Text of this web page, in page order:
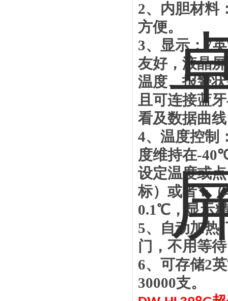
2、内胆材料
方便。
3、显示： 7
友好，液晶
温度、报警
且可连接蓝
看及数据曲
4、温度控制
度维持在-40
设定温度或
标）或者℉（
0.1℃，显示
5、自动加热
门，不用等
6、可存储2
30000支。